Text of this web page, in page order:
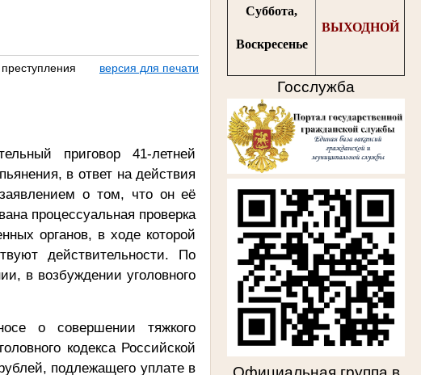
Суббота,
Воскресенье
ВЫХОДНОЙ
Госслужба
версия для печати
приговор 41-летней
в ответ на действия
о том, что он её
процессуальная проверка
органов, в ходе которой
действительности. По
в возбуждении уголовного
о совершении тяжкого
кодекса Российской
подлежащего уплате в